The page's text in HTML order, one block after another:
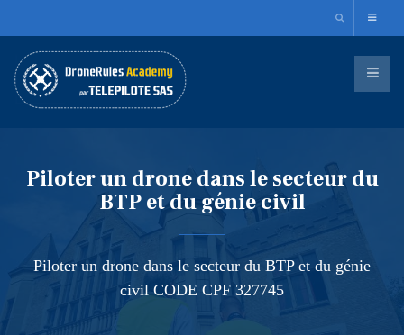
Piloter un drone dans le secteur du
BTP et du génie civil
Piloter un drone dans le secteur du BTP et du génie
civil CODE CPF 327745